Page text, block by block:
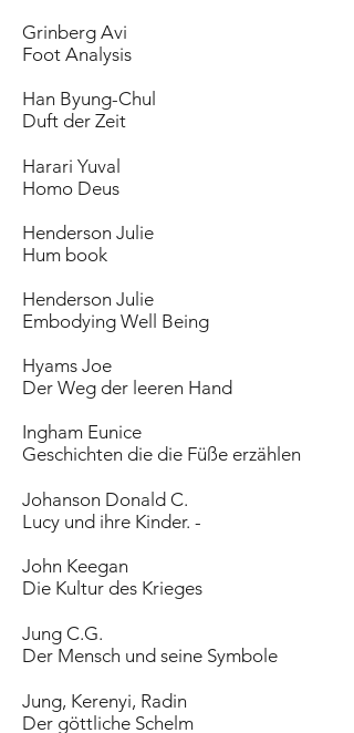
Grinberg Avi
Foot Analysis
Han Byung-Chul
Duft der Zeit
Harari Yuval
Homo Deus
Henderson Julie
Hum book
Henderson Julie
Embodying Well Being
Hyams Joe
Der Weg der leeren Hand
Ingham Eunice
Geschichten die die Füße erzählen
Johanson Donald C.
Lucy und ihre Kinder. -
John Keegan
Die Kultur des Krieges
Jung C.G.
Der Mensch und seine Symbole
Jung, Kerenyi, Radin
Der göttliche Schelm